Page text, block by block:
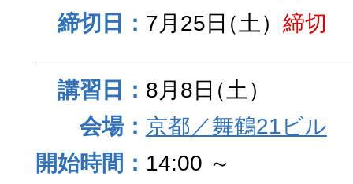
7月25日（土） 締切
8月8日（土）
京都／舞鶴21ビル
14:00 ～